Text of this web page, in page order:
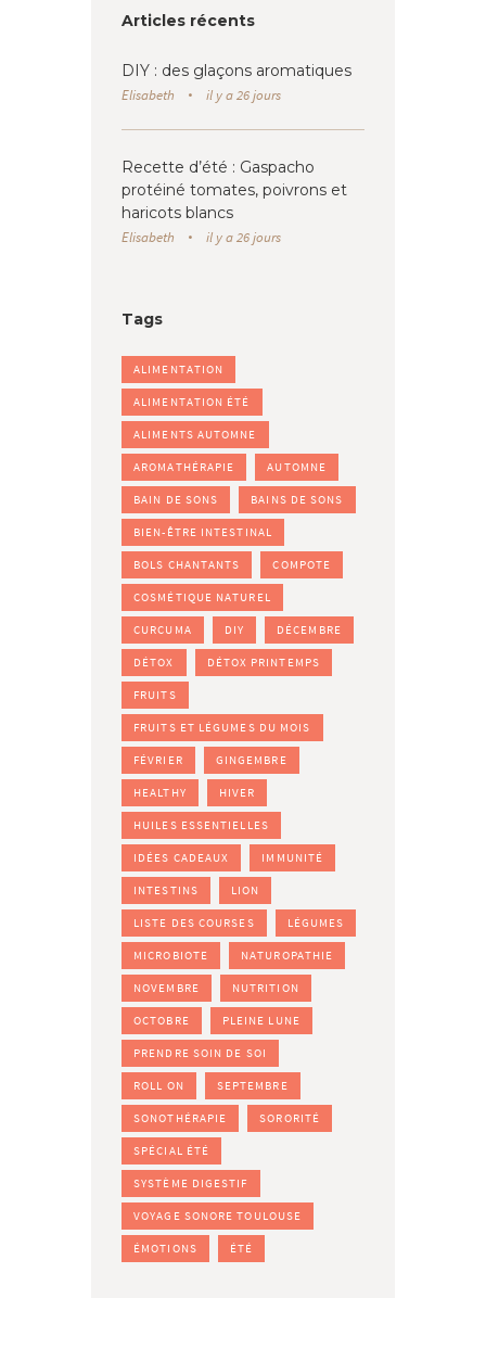
Articles récents
DIY : des glaçons aromatiques
Elisabeth il y a 26 jours
Recette d’été : Gaspacho
protéiné tomates, poivrons et
haricots blancs
Elisabeth il y a 26 jours
Tags
ALIMENTATION
ALIMENTATION ÉTÉ
ALIMENTS AUTOMNE
AROMATHÉRAPIE AUTOMNE
BAIN DE SONS BAINS DE SONS
BIEN-ÊTRE INTESTINAL
BOLS CHANTANTS COMPOTE
COSMÉTIQUE NATUREL
CURCUMA DIY DÉCEMBRE
DÉTOX DÉTOX PRINTEMPS
FRUITS
FRUITS ET LÉGUMES DU MOIS
FÉVRIER GINGEMBRE
HEALTHY HIVER
HUILES ESSENTIELLES
IDÉES CADEAUX IMMUNITÉ
INTESTINS LION
LISTE DES COURSES LÉGUMES
MICROBIOTE NATUROPATHIE
NOVEMBRE NUTRITION
OCTOBRE PLEINE LUNE
PRENDRE SOIN DE SOI
ROLL ON SEPTEMBRE
SONOTHÉRAPIE SORORITÉ
SPÉCIAL ÉTÉ
SYSTÈME DIGESTIF
VOYAGE SONORE TOULOUSE
ÉMOTIONS ÉTÉ